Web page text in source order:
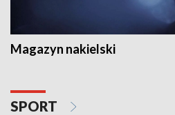
Magazyn nakielski
SPORT